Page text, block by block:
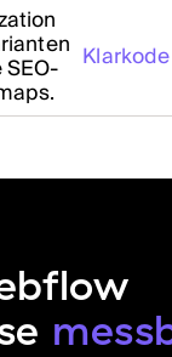
Klarkode